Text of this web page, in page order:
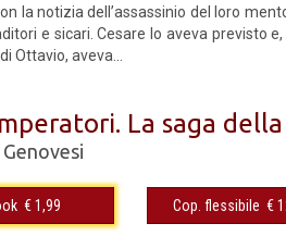
la notizia dell’assassinio del loro
e sicari. Cesare lo aveva previsto
Ottavio, aveva...
La saga
eBook € 1,99 Cop.